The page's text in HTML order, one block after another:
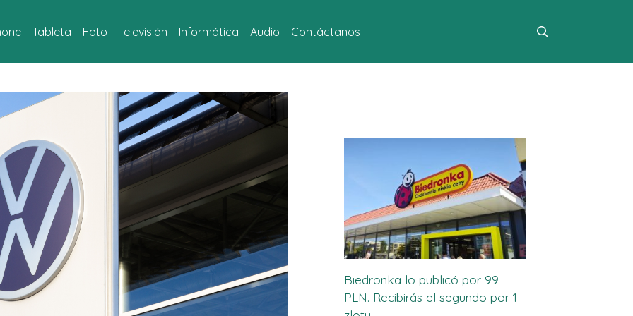
Tableta Foto Televisión Informática Audio Contáctanos
Biedronka lo publicó por 99
PLN. Recibirás el segundo por 1